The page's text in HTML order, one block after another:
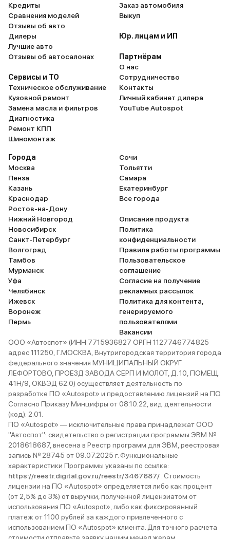
Кредиты
Сравнения моделей
Отзывы об авто
Дилеры
Лучшие авто
Отзывы об автосалонах
Сервисы и ТО
Техническое обслуживание
Кузовной ремонт
Замена масла и фильтров
Диагностика
Ремонт КПП
Шиномонтаж
Заказ автомобиля
Выкуп
Юр. лицам и ИП
Партнёрам
О нас
Сотрудничество
Контакты
Личный кабинет дилера
YouTube Autospot
Города
Москва
Пенза
Казань
Краснодар
Ростов-на-Дону
Нижний Новгород
Новосибирск
Санкт-Петербург
Волгоград
Тамбов
Мурманск
Уфа
Челябинск
Ижевск
Воронеж
Пермь
Сочи
Тольятти
Самара
Екатеринбург
Все города
Описание продукта
Политика
конфиденциальности
Правила работы программы
Пользовательское
соглашение
Согласие на получение
рекламных рассылок
Политика для контента,
генерируемого
пользователями
Вакансии
ООО «Автоспот» (ИНН 7715936827 ОРГН 1127746774825
адрес 111250, Г.МОСКВА, Внутригородская территория города
федерального значения МУНИЦИПАЛЬНЫЙ ОКРУГ
ЛЕФОРТОВО, ПРОЕЗД ЗАВОДА СЕРП И МОЛОТ, Д. 10, ПОМЕЩ.
41Н/9, ОКВЭД 62.0) осуществляет деятельность по
разработке ПО «Autospot» и предоставлению лицензий на ПО.
Согласно Приказу Минцифры от 08.10.22, вид деятельности
(код): 2.01.
ПО «Autospot» — исключительные права принадлежат ООО
"Автоспот": свидетельство о регистрации программы ЭВМ №
2018618687, внесена в Реестр программ для ЭВМ, реестровая
запись № 28745 от 09.07.2025 г. Функциональные
характеристики Программы указаны по ссылке:
https://reestr.digital.gov.ru/reestr/3467687/ . Стоимость
лицензии на ПО «Autospot» определяется либо как процент
(от 2,5% до 3%) от выручки, полученной лицензиатом от
использования ПО «Autospot», либо как фиксированный
платеж от 1100 рублей за каждого привлеченного с
использованием ПО «Autospot» клиента. Для точного расчета
стоимости отправьте заявку нашим менеджерам